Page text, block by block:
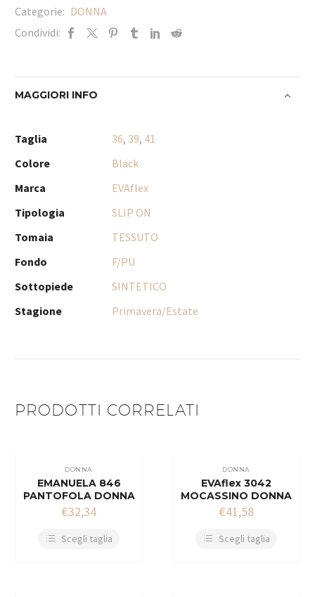
Categorie: DONNA
Condividi:
MAGGIORI INFO
Taglia 36, 39, 41
Colore
Black
Marca
EVAflex
Tipologia
SLIP ON
Tomaia
TESSUTO
Fondo
F/PU
Sottopiede
SINTETICO
Stagione
Primavera/Estate
PRODOTTI CORRELATI
DONNA
EMANUELA 846
PANTOFOLA DONNA
€32,34
Scegli taglia
DONNA
EVAflex 3042
MOCASSINO DONNA
€41,58
Scegli taglia